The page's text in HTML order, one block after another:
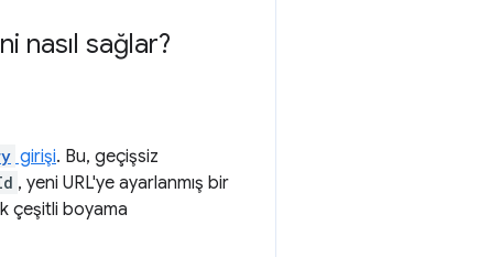
nasıl sağlar?
girişi. Bu, geçişsiz
, yeni URL'ye ayarlanmış bir
çeşitli boyama